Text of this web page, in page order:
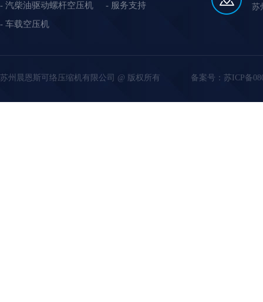
汽柴油驱动螺杆空压机
车载空压机
服务支持
苏
苏州晨恩斯可络压缩机有限公司 @ 版权所有 备案号： 苏ICP备